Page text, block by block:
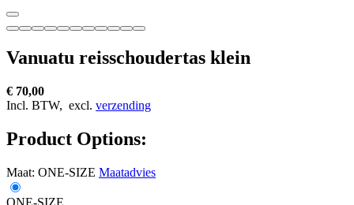
Vanuatu reisschoudertas klein
€ 70,00
Incl. BTW, excl. verzending
Product Options:
Maat: ONE-SIZE Maatadvies
ONE-SIZE